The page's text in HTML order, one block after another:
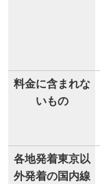
料金に含まれな
いもの
各地発着東京以
外発着の国内線